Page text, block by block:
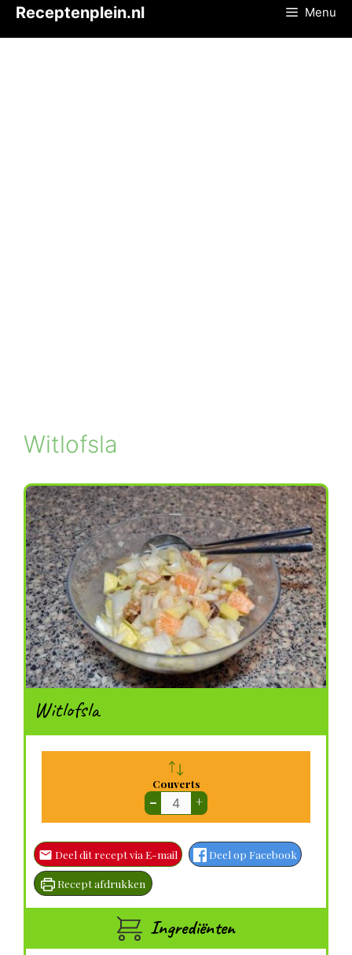
Receptenplein.nl Menu
Witlofsla
Witlofsla
Couverts
– +
Deel dit recept via E-mail Deel op Facebook
Recept afdrukken
Ingrediënten